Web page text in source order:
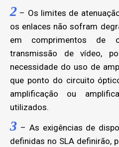
2 – Os limites de
os enlaces não sofram
em comprimentos de
transmissão de vídeo,
necessidade do uso de
que ponto do circuito
amplificação ou
utilizados.
3 – As exigências de
definidas no SLA definirão,